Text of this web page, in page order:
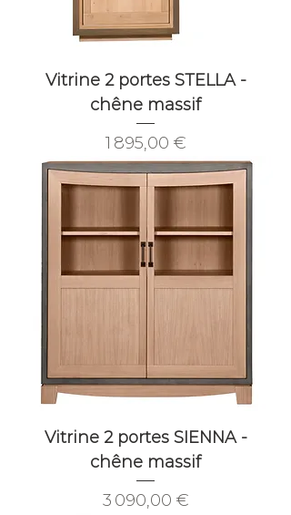
Vitrine 2 portes STELLA -
chêne massif
Prix
1 895,00 €
Vitrine 2 portes SIENNA -
chêne massif
Prix
3 090,00 €